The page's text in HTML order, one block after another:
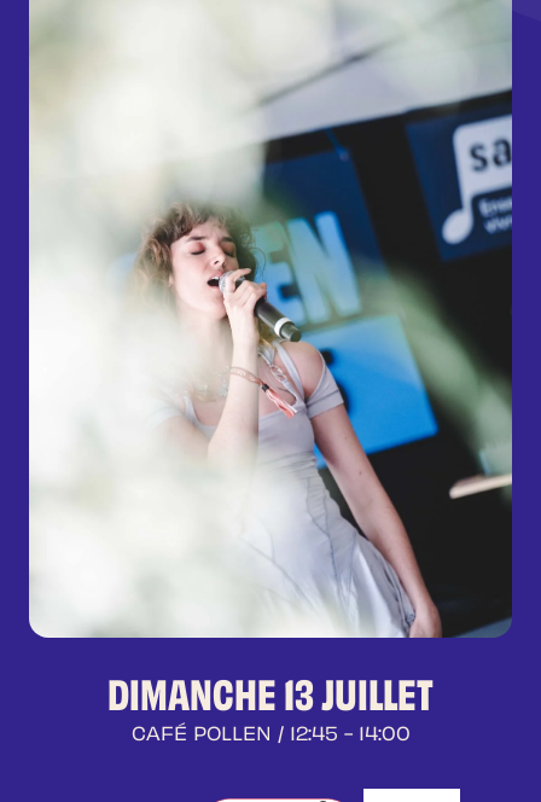
DIMANCHE 13 JUILLET
CAFÉ POLLEN / 12:45 - 14:00